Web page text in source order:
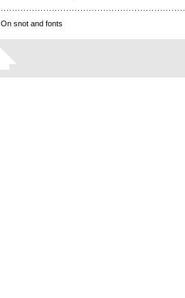
On snot and fonts